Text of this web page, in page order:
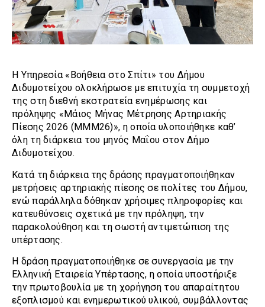
Η Υπηρεσία «Βοήθεια στο Σπίτι» του Δήμου
Διδυμοτείχου ολοκλήρωσε με επιτυχία τη συμμετοχή
της στη διεθνή εκστρατεία ενημέρωσης και
πρόληψης «Μάιος Μήνας Μέτρησης Αρτηριακής
Πίεσης 2026 (MMM26)», η οποία υλοποιήθηκε καθ’
όλη τη διάρκεια του μηνός Μαΐου στον Δήμο
Διδυμοτείχου.
Κατά τη διάρκεια της δράσης πραγματοποιήθηκαν
μετρήσεις αρτηριακής πίεσης σε πολίτες του Δήμου,
ενώ παράλληλα δόθηκαν χρήσιμες πληροφορίες και
κατευθύνσεις σχετικά με την πρόληψη, την
παρακολούθηση και τη σωστή αντιμετώπιση της
υπέρτασης.
Η δράση πραγματοποιήθηκε σε συνεργασία με την
Ελληνική Εταιρεία Υπέρτασης, η οποία υποστήριξε
την πρωτοβουλία με τη χορήγηση του απαραίτητου
εξοπλισμού και ενημερωτικού υλικού, συμβάλλοντας